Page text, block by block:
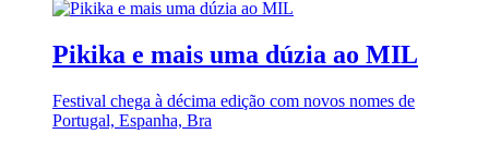
Pikika e mais uma dúzia ao MIL
Festival chega à décima edição com novos nomes de
Portugal, Espanha, Bra